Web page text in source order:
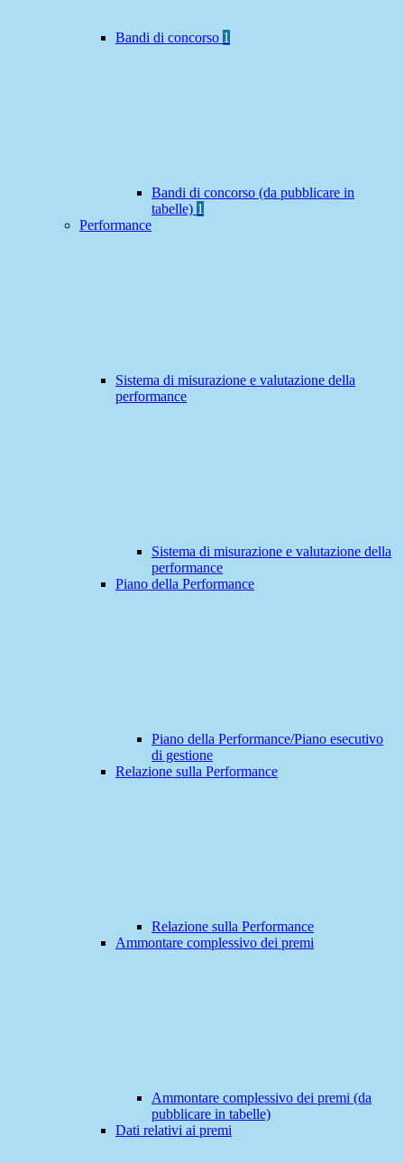
Bandi di concorso 1
Bandi di concorso (da pubblicare in
tabelle) 1
Performance
Sistema di misurazione e valutazione della
performance
Sistema di misurazione e valutazione della
performance
Piano della Performance
Piano della Performance/Piano esecutivo
di gestione
Relazione sulla Performance
Relazione sulla Performance
Ammontare complessivo dei premi
Ammontare complessivo dei premi (da
pubblicare in tabelle)
Dati relativi ai premi